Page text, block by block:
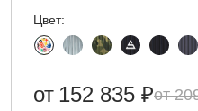
Цвет:
от 152 835 ₽